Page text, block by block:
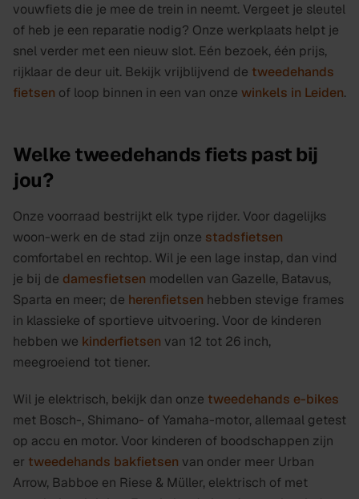
vouwfiets die je mee de trein in neemt. Vergeet je sleutel
of heb je een reparatie nodig? Onze werkplaats helpt je
snel verder met een nieuw slot. Eén bezoek, één prijs,
rijklaar de deur uit. Bekijk vrijblijvend de tweedehands
fietsen of loop binnen in een van onze winkels in Leiden.
Welke tweedehands fiets past bij
jou?
Onze voorraad bestrijkt elk type rijder. Voor dagelijks
woon-werk en de stad zijn onze stadsfietsen
comfortabel en rechtop. Wil je een lage instap, dan vind
je bij de damesfietsen modellen van Gazelle, Batavus,
Sparta en meer; de herenfietsen hebben stevige frames
in klassieke of sportieve uitvoering. Voor de kinderen
hebben we kinderfietsen van 12 tot 26 inch,
meegroeiend tot tiener.
Wil je elektrisch, bekijk dan onze tweedehands e-bikes
met Bosch-, Shimano- of Yamaha-motor, allemaal getest
op accu en motor. Voor kinderen of boodschappen zijn
er tweedehands bakfietsen van onder meer Urban
Arrow, Babboe en Riese & Müller, elektrisch of met